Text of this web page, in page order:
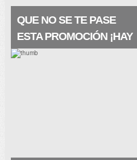
QUE NO SE TE PASE
ESTA PROMOCIÓN ¡HAY
MUESTRAS A